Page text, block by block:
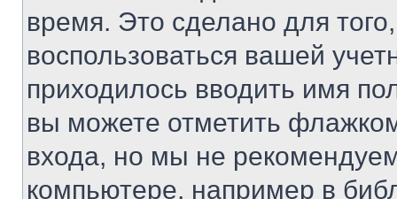
время. Это сделано для
воспользоваться вашей
приходилось вводить имя
вы можете отметить
входа, но мы не
компьютере, например в